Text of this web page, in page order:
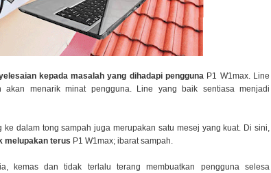
kepada masalah yang dihadapi pengguna P1 W1max. Line
akan menarik minat pengguna. Line yang baik sentiasa menjadi
ke dalam tong sampah juga merupakan satu mesej yang kuat. Di sini,
melupakan terus P1 W1max; ibarat sampah.
kemas dan tidak terlalu terang membuatkan pengguna selesa